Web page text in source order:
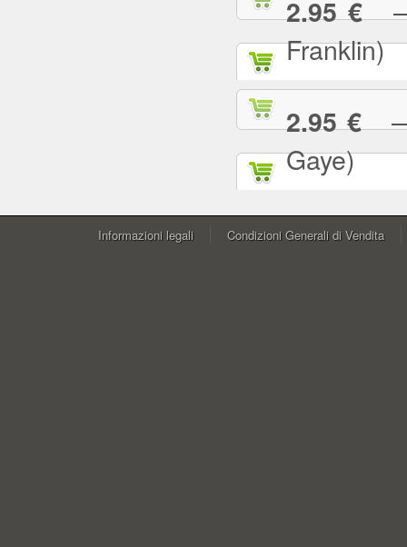
2.95 €—
Franklin)
2.95 €—
Gaye)
Informazioni legali Condizioni Generali di Vendita